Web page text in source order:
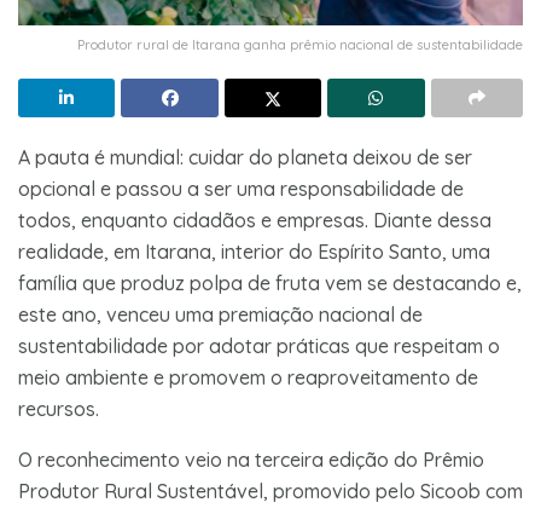
Produtor rural de Itarana ganha prêmio nacional de sustentabilidade
A pauta é mundial: cuidar do planeta deixou de ser
opcional e passou a ser uma responsabilidade de
todos, enquanto cidadãos e empresas. Diante dessa
realidade, em Itarana, interior do Espírito Santo, uma
família que produz polpa de fruta vem se destacando e,
este ano, venceu uma premiação nacional de
sustentabilidade por adotar práticas que respeitam o
meio ambiente e promovem o reaproveitamento de
recursos.
O reconhecimento veio na terceira edição do Prêmio
Produtor Rural Sustentável, promovido pelo Sicoob com